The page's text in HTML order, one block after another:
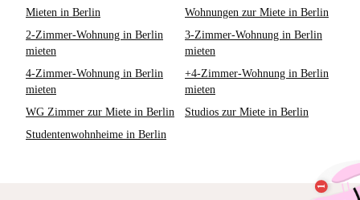
Mieten in Berlin
Wohnungen zur Miete in Berlin
2-Zimmer-Wohnung in Berlin
mieten
3-Zimmer-Wohnung in Berlin
mieten
4-Zimmer-Wohnung in Berlin
mieten
+4-Zimmer-Wohnung in Berlin
mieten
WG Zimmer zur Miete in Berlin
Studios zur Miete in Berlin
Studentenwohnheime in Berlin